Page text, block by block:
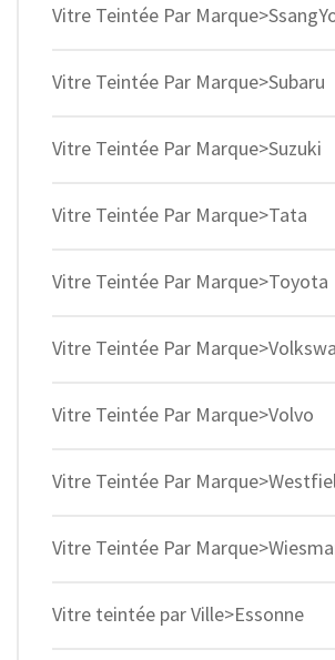
Vitre Teintée Par
Vitre Teintée Par Marque>Subaru
Vitre Teintée Par Marque>Suzuki
Vitre Teintée Par Marque>Tata
Vitre Teintée Par Marque>Toyota
Vitre Teintée Par
Vitre Teintée Par Marque>Volvo
Vitre Teintée Par
Vitre Teintée Par
Vitre teintée par Ville>Essonne